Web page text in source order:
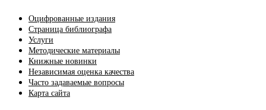
Оцифрованные издания
Страница библиографа
Услуги
Методические материалы
Книжные новинки
Независимая оценка качества
Часто задаваемые вопросы
Карта сайта